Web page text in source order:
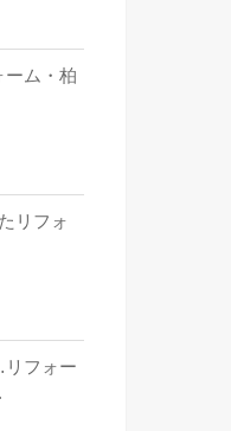
ーム・柏
リフォ
フォー